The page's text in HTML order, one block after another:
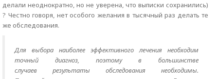
делали неоднократно, но не уверена, что выписки сохранились)
? Честно говоря, нет особого желания в тысячный раз делать те
же обследования.
Для выбора наиболее эффективного лечения необходим
точный диагноз, поэтому в большинстве
случаев результаты обследования необходимы.